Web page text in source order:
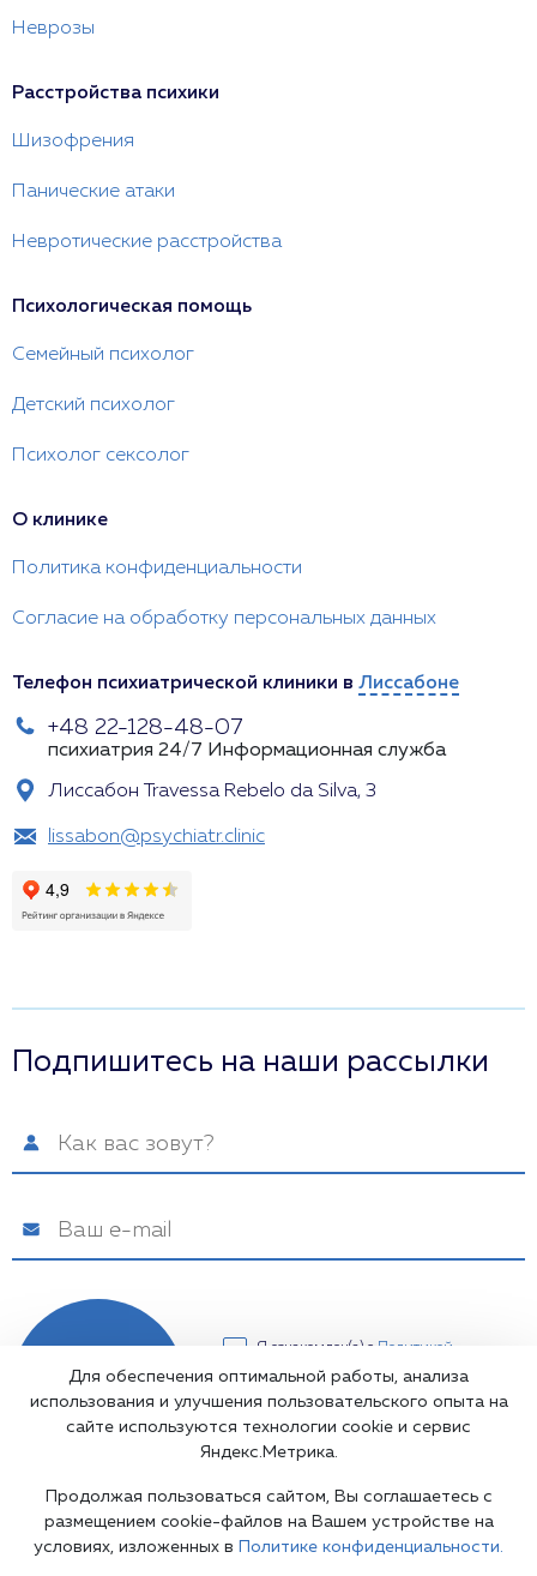
Неврозы
Расстройства психики
Шизофрения
Панические атаки
Невротические расстройства
Психологическая помощь
Семейный психолог
Детский психолог
Психолог сексолог
О клинике
Политика конфиденциальности
Согласие на обработку персональных данных
Телефон психиатрической клиники в Лиссабоне
+48 22-128-48-07
психиатрия 24/7 Информационная служба
Лиссабон Travessa Rebelo da Silva, 3
lissabon@psychiatr.clinic
Подпишитесь на наши рассылки
Я ознакомлен(а) с Политикой
конфиденциальности
Подписаться
Карта сайта
Для обеспечения оптимальной работы, анализа
использования и улучшения пользовательского опыта на
сайте используются технологии cookie и сервис
Яндекс.Метрика.
Продолжая пользоваться сайтом, Вы соглашаетесь с
размещением cookie-файлов на Вашем устройстве на
условиях, изложенных в
Политике конфиденциальности.